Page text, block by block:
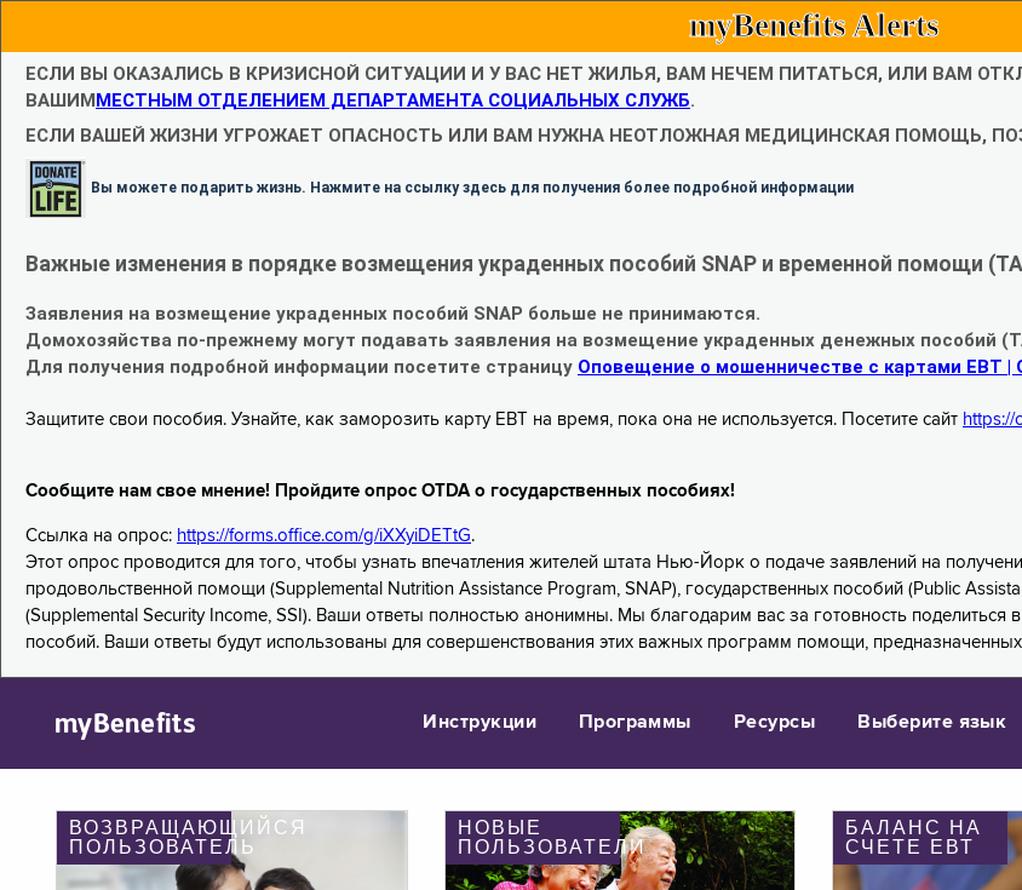
myBenefits Alerts
ЕСЛИ ВЫ ОКАЗАЛИСЬ В КРИЗИСНОЙ СИТУАЦИИ И У ВАС НЕТ ЖИЛЬЯ, ВАМ НЕЧЕМ ПИТАТЬСЯ, ИЛИ ВАМ
ВАШИММЕСТНЫМ ОТДЕЛЕНИЕМ ДЕПАРТАМЕНТА СОЦИАЛЬНЫХ СЛУЖБ.
ЕСЛИ ВАШЕЙ ЖИЗНИ УГРОЖАЕТ ОПАСНОСТЬ ИЛИ ВАМ НУЖНА НЕОТЛОЖНАЯ МЕДИЦИНСКАЯ ПОМОЩЬ,
Вы можете подарить жизнь. Нажмите на ссылку здесь для получения более подробной информации
Важные изменения в порядке возмещения украденных пособий SNAP и временной помощи
Заявления на возмещение украденных пособий SNAP больше не принимаются.
Домохозяйства по-прежнему могут подавать заявления на возмещение украденных денежных пособий
Для получения подробной информации посетите страницу Оповещение о мошенничестве с картами EBT |
Защитите свои пособия. Узнайте, как заморозить карту EBT на время, пока она не используется. Посетите сайт https://
Сообщите нам свое мнение! Пройдите опрос OTDA о государственных пособиях!
Ссылка на опрос: https://forms.office.com/g/iXXyiDETtG.
Этот опрос проводится для того, чтобы узнать впечатления жителей штата Нью-Йорк о подаче заявлений на
продовольственной помощи (Supplemental Nutrition Assistance Program, SNAP), государственных пособий (Public
(Supplemental Security Income, SSI). Ваши ответы полностью анонимны. Мы благодарим вас за готовность поделиться
пособий. Ваши ответы будут использованы для совершенствования этих важных программ помощи,
myBenefits Инструкции Программы Ресурсы Выберите язык
ВОЗВРАЩАЮЩИЙСЯ
ПОЛЬЗОВАТЕЛЬ
НОВЫЕ
ПОЛЬЗОВАТЕЛИ
БАЛАНС НА
СЧЕТЕ ЕВТ